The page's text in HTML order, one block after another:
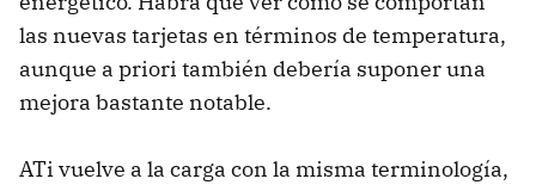
las nuevas tarjetas en términos de temperatura,
aunque a priori también debería suponer una
mejora bastante notable.
ATi vuelve a la carga con la misma terminología,